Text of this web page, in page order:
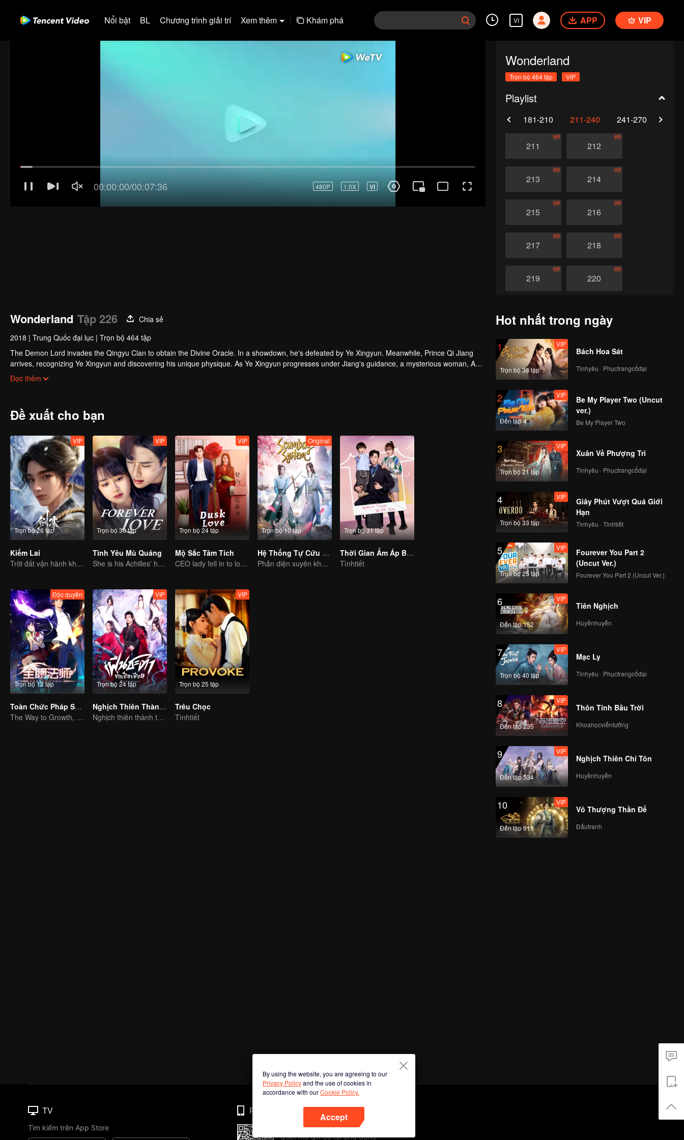
Nổi bật BL Chương trình giải trí Xem thêm | Khám phá VI APP VIP
Wonderland
Trọn bộ 464 tập VIP
Playlist
01-30 181-210 211-240 241-270
211
VIP
212
VIP
213
VIP
214
VIP
215
VIP
216
VIP
217
VIP
218
VIP
219
VIP
220
VIP
221
223
225
VIP VIP
227
VIP
228
VIP
229
231
VIP
232
VIP
233
VIP
234
VIP
235
VIP
237
VIP
238
VIP
239
VIP
240
Wonderland Tập 226
Chia sẻ
2018 | Trung Quốc đại lục | Trọn bộ 464 tập
The Demon Lord invades the Qingyu Clan to obtain the Divine Oracle. In a showdown, he's defeated by Ye Xingyun. Meanwhile, Prince Qi Jiang
arrives, recognizing Ye Xingyun and discovering his unique physique. As Ye Xingyun progresses under Jiang's guidance, a mysterious woman, An
Yun, appears and entangles herself in the feud between the Demon Lord and Ye Xingyun.
Đọc thêm
Đề xuất cho bạn
Trọn bộ 26 tập
VIP
Kiếm Lai
Trời đất vận hành không ngừng nghỉ, người quân tử không ngừng vươn lên
Trọn bộ 30 tập
VIP
Tình Yêu Mù Quáng
She is his Achilles' heel and his armor
Trọn bộ 24 tập
VIP
Mộ Sắc Tâm Tích
CEO lady fell in to love contract
Trọn bộ 10 tập
Original
Hệ Thống Tự Cứu Của Nhân Vật Phản Diện
Phản diện xuyên không vào truyện hành hạ nam chính
Trọn bộ 31 tập
Thời Gian Ấm Áp Bên Em
Tìnhtiết
Trọn bộ 12 tập
Độc quyền
Toàn Chức Pháp Sư S1
The Way to Growth, Encouragement and Self-improvement
Trọn bộ 24 tập
VIP
Nghịch Thiên Thành Tiên (Bản Tiếng Thái)
Nghịch thiên thành thần chẳng có gì lạ
Trọn bộ 25 tập
VIP
Trêu Chọc
Tìnhtiết
Hot nhất trong ngày
1
Trọn bộ 36 tập
VIP
Bách Hoa Sát
Tìnhyêu · Phụctrangcổđại
2
Đến tập 4
VIP
Be My Player Two (Uncut
ver.)
Be My Player Two
3
Trọn bộ 21 tập
VIP
Xuân Về Phượng Trì
Tìnhyêu · Phụctrangcổđại
4
Trọn bộ 33 tập
VIP
Giây Phút Vượt Quá Giới
Hạn
Tìnhyêu · Tìnhtiết
5
Trọn bộ 25 tập
VIP
Fourever You Part 2
(Uncut Ver.)
Fourever You Part 2 (Uncut Ver.)
6
Đến tập 152
VIP
Tiên Nghịch
Huyềnhuyễn
7
Trọn bộ 40 tập
VIP
Mạc Ly
Tìnhyêu · Phụctrangcổđại
8
Đến tập 235
VIP
Thôn Tính Bầu Trời
Khoahọcviễntưởng
9
Đến tập 534
VIP
Nghịch Thiên Chí Tôn
Huyềnhuyễn
10
Đến tập 611
VIP
Vô Thượng Thần Đế
Đấutranh
By using the website, you are agreeing to our
Privacy Policyand the use of cookies in
accordance with ourCookie Policy.
Accept
TV
Tìm kiếm trên App Store
Phone
Quét mã QR để tải ứng dụng